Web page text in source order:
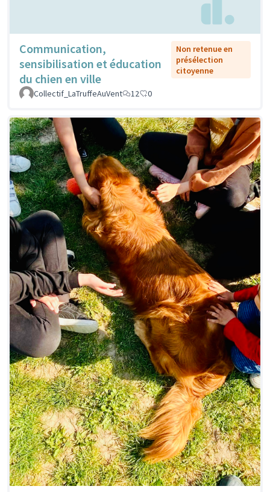
Communication,
sensibilisation et éducation
du chien en ville
Non retenue en
présélection
citoyenne
Collectif_LaTruffeAuVent 12 0